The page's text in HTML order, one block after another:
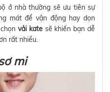
ở nhà thường sẽ ưu tiên sự
mát để vận động hay dọn
chọnvải katesẽ khiến bạn dễ
rất nhiều.
mi